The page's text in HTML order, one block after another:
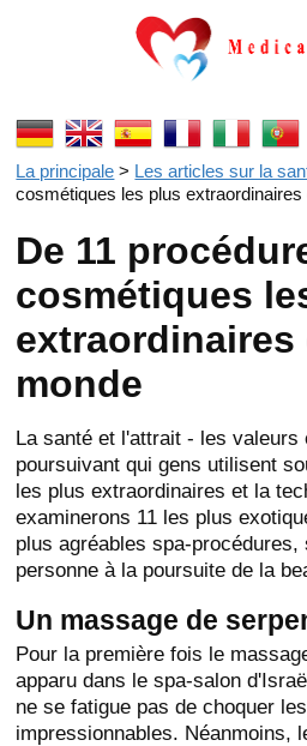
La principale > Les articles sur la
cosmétiques les plus
De 11
cosmétiques
extraordinaires
monde
La santé et l'attrait - les valeurs
poursuivant qui gens utilisent
les plus extraordinaires et la
examinerons 11 les plus
plus agréables spa-
personne à la poursuite de la
Un massage de
Pour la première fois le
apparu dans le spa-salon
ne se fatigue pas de choquer
impressionnables. Néanmoins,